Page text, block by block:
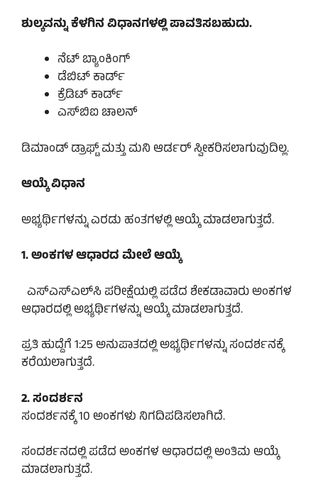
ಶುಲ್ಕವನ್ನು ಕೆಳಗಿನ ವಿಧಾನಗಳಲ್ಲಿ ಪಾವತಿಸಬಹುದು.
ನೆಟ್ ಬ್ಯಾಂಕಿಂಗ್
ಡೆಬಿಟ್ ಕಾರ್ಡ್
ಕ್ರೆಡಿಟ್ ಕಾರ್ಡ್
ಎಸ್‌ಬಿಐ ಚಾಲನ್
ಡಿಮಾಂಡ್ ಡ್ರಾಫ್ಟ್ ಮತ್ತು ಮನಿ ಆರ್ಡರ್ ಸ್ವೀಕರಿಸಲಾಗುವುದಿಲ್ಲ.
ಆಯ್ಕೆ ವಿಧಾನ
ಅಭ್ಯರ್ಥಿಗಳನ್ನು ಎರಡು ಹಂತಗಳಲ್ಲಿ ಆಯ್ಕೆ ಮಾಡಲಾಗುತ್ತದೆ.
1. ಅಂಕಗಳ ಆಧಾರದ ಮೇಲೆ ಆಯ್ಕೆ
ಎಸ್‌ಎಸ್‌ಎಲ್‌ಸಿ ಪರೀಕ್ಷೆಯಲ್ಲಿ ಪಡೆದ ಶೇಕಡಾವಾರು ಅಂಕಗಳ
ಆಧಾರದಲ್ಲಿ ಅಭ್ಯರ್ಥಿಗಳನ್ನು ಆಯ್ಕೆ ಮಾಡಲಾಗುತ್ತದೆ.
ಪ್ರತಿ ಹುದ್ದೆಗೆ 1:25 ಅನುಪಾತದಲ್ಲಿ ಅಭ್ಯರ್ಥಿಗಳನ್ನು ಸಂದರ್ಶನಕ್ಕೆ
ಕರೆಯಲಾಗುತ್ತದೆ.
2. ಸಂದರ್ಶನ
ಸಂದರ್ಶನಕ್ಕೆ 10 ಅಂಕಗಳು ನಿಗದಿಪಡಿಸಲಾಗಿದೆ.
ಸಂದರ್ಶನದಲ್ಲಿ ಪಡೆದ ಅಂಕಗಳ ಆಧಾರದಲ್ಲಿ ಅಂತಿಮ ಆಯ್ಕೆ
ಮಾಡಲಾಗುತ್ತದೆ.